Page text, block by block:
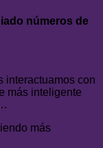
números de
interactuamos con
más inteligente
más